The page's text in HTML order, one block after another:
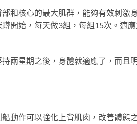
和核心的最大肌群，能夠有效刺激
開始，每天做3組，每組15次。適應
兩星期之後，身體就適應了，而且
動作可以強化上背肌肉，改善體態之